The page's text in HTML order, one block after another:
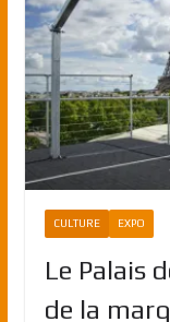
CULTURE EXPO
Le Palais
de la